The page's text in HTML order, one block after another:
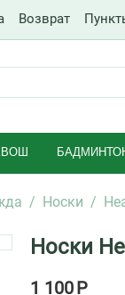
Возврат
/ Носки /
Носки
1 100Р